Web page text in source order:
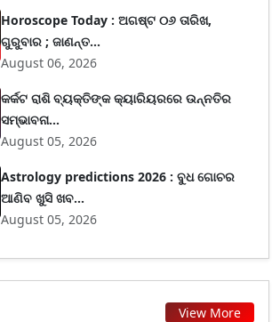
Horoscope Today : ଅଗଷ୍ଟ ୦୬ ତାରିଖ,
ଗୁରୁବାର ; ଜାଣନ୍ତ...
August 06, 2026
କର୍କଟ ରାଶି ବ୍ୟକ୍ତିଙ୍କ କ୍ୟାରିୟରରେ ଉନ୍ନତିର
ସମ୍ଭାବନା...
August 05, 2026
Astrology predictions 2026 : ବୁଧ ଗୋଚର
ଆଣିବ ଖୁସି ଖବ...
August 05, 2026
View More